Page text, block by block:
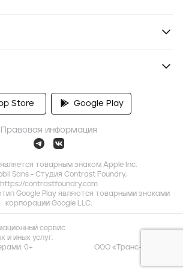
Store Google Play
Правовая информация
товарным знаком Apple Inc.
Sans - Студия Contrast Foundry,
https://contrastfoundry.com
Google Play являются товарными знаками
корпорации Google LLC.
сервис
и иных услуг,
0+
ООО «Транс-Миссия»